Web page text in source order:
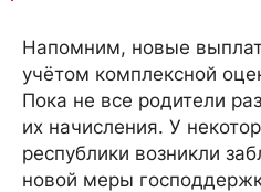
Напомним, новые
учётом комплексной
Пока не все родители
их начисления. У
республики возникли
новой меры